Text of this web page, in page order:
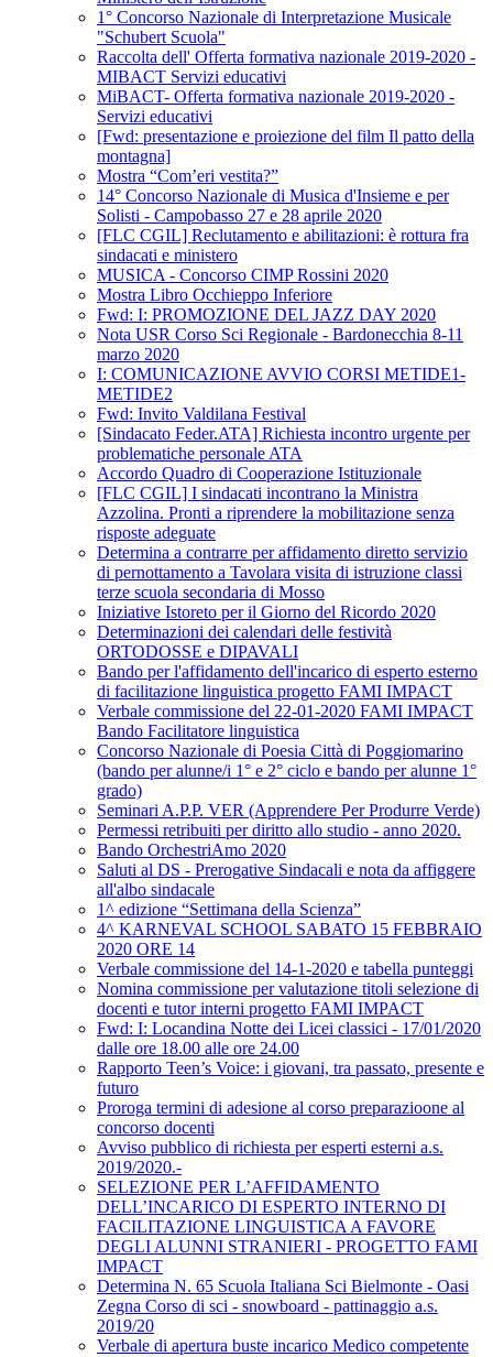
1° Concorso Nazionale di Interpretazione Musicale
"Schubert Scuola"
Raccolta dell' Offerta formativa nazionale 2019-2020 -
MIBACT Servizi educativi
MiBACT- Offerta formativa nazionale 2019-2020 -
Servizi educativi
[Fwd: presentazione e proiezione del film Il patto della
montagna]
Mostra “Com’eri vestita?”
14° Concorso Nazionale di Musica d'Insieme e per
Solisti - Campobasso 27 e 28 aprile 2020
[FLC CGIL] Reclutamento e abilitazioni: è rottura fra
sindacati e ministero
MUSICA - Concorso CIMP Rossini 2020
Mostra Libro Occhieppo Inferiore
Fwd: I: PROMOZIONE DEL JAZZ DAY 2020
Nota USR Corso Sci Regionale - Bardonecchia 8-11
marzo 2020
I: COMUNICAZIONE AVVIO CORSI METIDE1-
METIDE2
Fwd: Invito Valdilana Festival
[Sindacato Feder.ATA] Richiesta incontro urgente per
problematiche personale ATA
Accordo Quadro di Cooperazione Istituzionale
[FLC CGIL] I sindacati incontrano la Ministra
Azzolina. Pronti a riprendere la mobilitazione senza
risposte adeguate
Determina a contrarre per affidamento diretto servizio
di pernottamento a Tavolara visita di istruzione classi
terze scuola secondaria di Mosso
Iniziative Istoreto per il Giorno del Ricordo 2020
Determinazioni dei calendari delle festività
ORTODOSSE e DIPAVALI
Bando per l'affidamento dell'incarico di esperto esterno
di facilitazione linguistica progetto FAMI IMPACT
Verbale commissione del 22-01-2020 FAMI IMPACT
Bando Facilitatore linguistica
Concorso Nazionale di Poesia Città di Poggiomarino
(bando per alunne/i 1° e 2° ciclo e bando per alunne 1°
grado)
Seminari A.P.P. VER (Apprendere Per Produrre Verde)
Permessi retribuiti per diritto allo studio - anno 2020.
Bando OrchestriAmo 2020
Saluti al DS - Prerogative Sindacali e nota da affiggere
all'albo sindacale
1^ edizione “Settimana della Scienza”
4^ KARNEVAL SCHOOL SABATO 15 FEBBRAIO
2020 ORE 14
Verbale commissione del 14-1-2020 e tabella punteggi
Nomina commissione per valutazione titoli selezione di
docenti e tutor interni progetto FAMI IMPACT
Fwd: I: Locandina Notte dei Licei classici - 17/01/2020
dalle ore 18.00 alle ore 24.00
Rapporto Teen’s Voice: i giovani, tra passato, presente e
futuro
Proroga termini di adesione al corso preparazioone al
concorso docenti
Avviso pubblico di richiesta per esperti esterni a.s.
2019/2020.-
SELEZIONE PER L’AFFIDAMENTO
DELL’INCARICO DI ESPERTO INTERNO DI
FACILITAZIONE LINGUISTICA A FAVORE
DEGLI ALUNNI STRANIERI - PROGETTO FAMI
IMPACT
Determina N. 65 Scuola Italiana Sci Bielmonte - Oasi
Zegna Corso di sci - snowboard - pattinaggio a.s.
2019/20
Verbale di apertura buste incarico Medico competente